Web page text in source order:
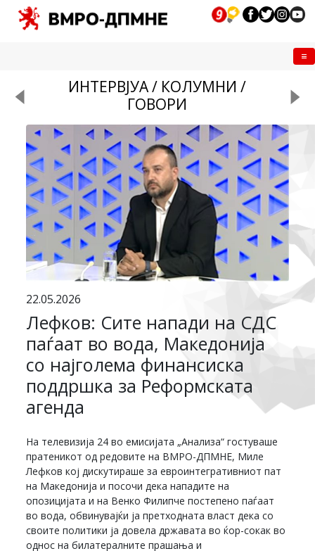
ИНТЕРВЈУА / КОЛУМНИ /
ГОВОРИ
22.05.2026
Лефков: Сите напади на СДС
паѓаат во вода, Македонија
со најголема финансиска
поддршка за Реформската
агенда
На телевизија 24 во емисијата „Анализа“ гостуваше
пратеникот од редовите на ВМРО-ДПМНЕ, Миле
Лефков кој дискутираше за евроинтегративниот пат
на Македонија и посочи дека нападите на
опозицијата и на Венко Филипче постепено паѓаат
во вода, обвинувајќи ја претходната власт дека со
своите политики ја довела државата во ќор-сокак во
однос на билатералните прашања и